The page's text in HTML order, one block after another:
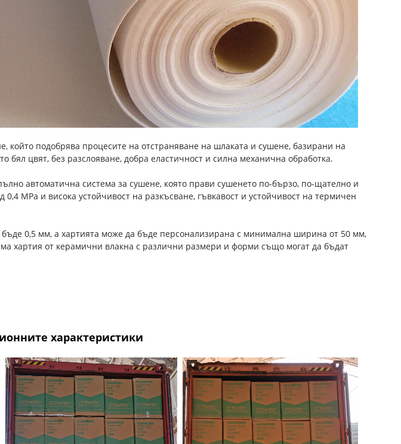
който подобрява процесите на отстраняване на шлаката и сушене, базирани на
цвят, без разслояване, добра еластичност и силна механична обработка.
автоматична система за сушене, която прави сушенето по-бързо, по-щателно и
MPa и висока устойчивост на разкъсване, гъвкавост и устойчивост на термичен
0,5 мм, а хартията може да бъде персонализирана с минимална ширина от 50 мм,
хартия от керамични влакна с различни размери и форми също могат да бъдат
характеристики